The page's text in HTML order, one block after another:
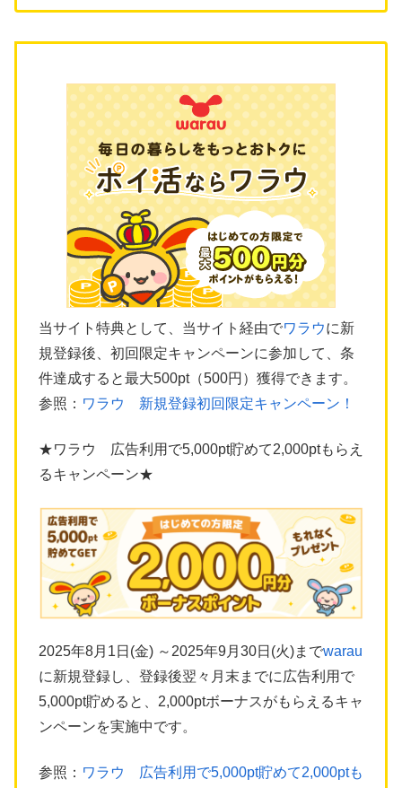
当サイト特典として、当サイト経由でワラウに新
規登録後、初回限定キャンペーンに参加して、条
件達成すると最大500pt（500円）獲得できます。
参照： ワラウ 新規登録初回限定キャンペーン！
★ワラウ 広告利用で5,000pt貯めて2,000ptもらえ
るキャンペーン★
2025年8月1日(金) ～2025年9月30日(火)までwarau
に新規登録し、登録後翌々月末までに広告利用で
5,000pt貯めると、2,000ptボーナスがもらえるキャ
ンペーンを実施中です。
参照： ワラウ 広告利用で5,000pt貯めて2,000ptも